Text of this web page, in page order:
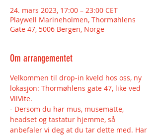
24. mars 2023, 17:00 – 23:00 CET
Playwell Marineholmen, Thormøhlens
Gate 47, 5006 Bergen, Norge
Om arrangementet
Velkommen til drop-in kveld hos oss, ny
lokasjon: Thormøhlens gate 47, like ved
VilVite.
- Dersom du har mus, musematte,
headset og tastatur hjemme, så
anbefaler vi deg at du tar dette med. Har